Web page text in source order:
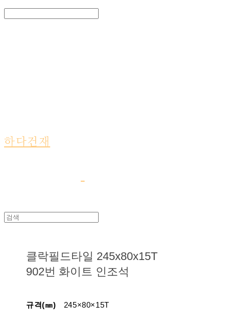
하다건재
클락필드타일 245x80x15T
902번 화이트 인조석
규격(㎜) 245×80×15T